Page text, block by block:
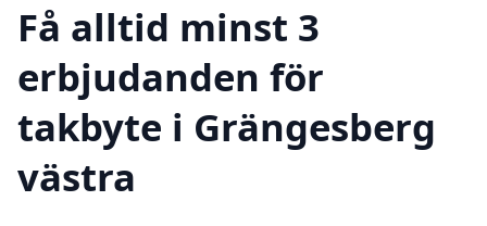
Få alltid minst 3
erbjudanden för
takbyte i Grängesberg
västra